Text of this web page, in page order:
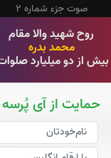
روح شهید والا مقام
محمد بدره
بیش از دو میلیارد
حمایت از آی پُرسه
صوت جزء شماره 2
صوت جزء شماره 3
صوت جزء شماره 4